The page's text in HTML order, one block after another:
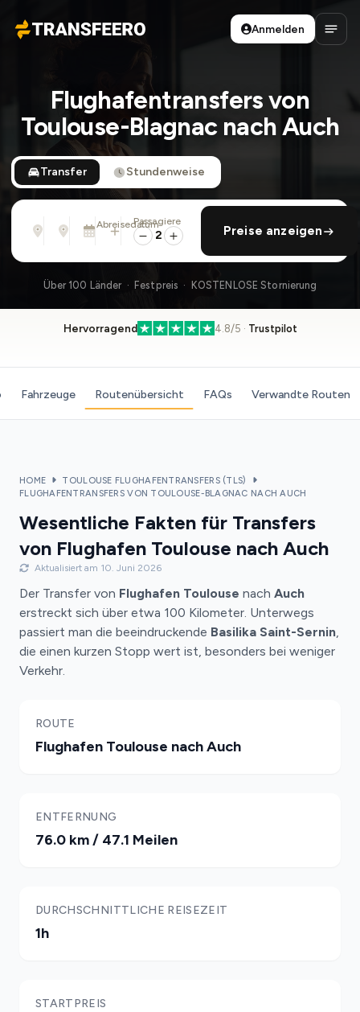
Transfeero
Anmelden
Flughafentransfers von
Toulouse-Blagnac nach Auch
Transfer Stundenweise
Von
Adresse, Flughafen, Hotel, ...
Nach
Adresse, Flughafen, Hotel, ...
Abreisedatum
Mo., 10. Aug. · 13:45
rückfahrt hinzufügen
Passagiere
2 Preise anzeigen
Über 100 Länder · Festpreis · KOSTENLOSE Stornierung
Hervorragend 4.8/5 · Trustpilot
Fahrzeuge Routenübersicht FAQs Verwandte Routen
HOME
TOULOUSE FLUGHAFENTRANSFERS (TLS)
FLUGHAFENTRANSFERS VON TOULOUSE-BLAGNAC NACH AUCH
Wesentliche Fakten für Transfers
von Flughafen Toulouse nach Auch
Aktualisiert am 10. Juni 2026
Der Transfer von Flughafen Toulouse nach Auch
erstreckt sich über etwa 100 Kilometer. Unterwegs
passiert man die beeindruckende Basilika Saint-Sernin,
die einen kurzen Stopp wert ist, besonders bei weniger
Verkehr.
ROUTE
Flughafen Toulouse nach Auch
ENTFERNUNG
76.0 km / 47.1 Meilen
DURCHSCHNITTLICHE REISEZEIT
1h
STARTPREIS